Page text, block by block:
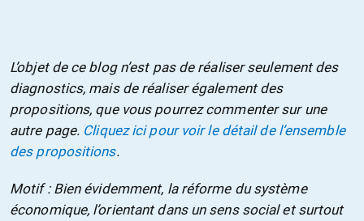
L’objet de ce blog n’est pas de réaliser seulement des
diagnostics, mais de réaliser également des
propositions, que vous pourrez commenter sur une
autre page. Cliquez ici pour voir le détail de l’ensemble
des propositions.
Motif : Bien évidemment, la réforme du système
économique, l’orientant dans un sens social et surtout